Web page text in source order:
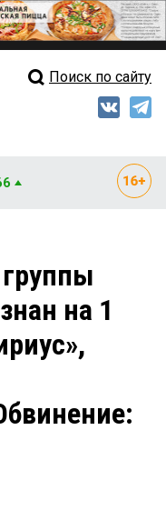
Свежий выпуск
Рейтинги
Поиск по сайту
на 1